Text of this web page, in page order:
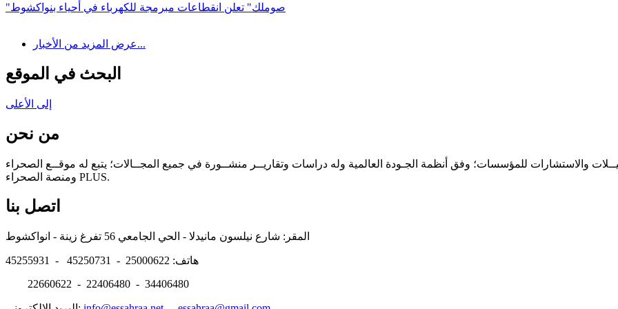
"صوملك" تعلن انقطاعات مبرمجة للكهرباء في أحياء بنواكشوط
عرض المزيد من الأخبار...
البحث في الموقع
إلى الأعلى
من نحن
والاستشارات للمؤسسات؛ وفق أنظمة الجـودة العالمية وله دراسات وتقاريــر منشــورة في جميع المجــالات؛ يتبع له موقــع الصحراء
ومنصة الصحراء PLUS.
اتصل بنا
هاتف: 25000622 - 45250731 - 45255931
22660622 - 22406480 - 34406480